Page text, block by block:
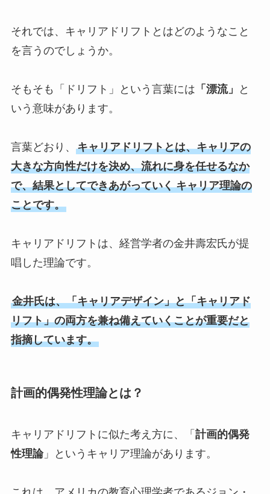
それでは、キャリアドリフトとはどのようなこと
を言うのでしょうか。
そもそも「ドリフト」という言葉には 「漂流」
と
いう意味があります。
言葉どおり、 キャリアドリフトとは、キャリアの
大きな方向性だけを決め、流れに身を任せるなか
で、結果としてできあがっていく キャリア理論の
ことです。
キャリアドリフトは、経営学者の金井壽宏氏が提
唱した理論です。
金井氏は、「キャリアデザイン」と「キャリアド
リフト」の両方を兼ね備えていくことが重要だと
指摘しています。
計画的偶発性理論とは？
キャリアドリフトに似た考え方に、「 計画的偶発
性理論」というキャリア理論があります。